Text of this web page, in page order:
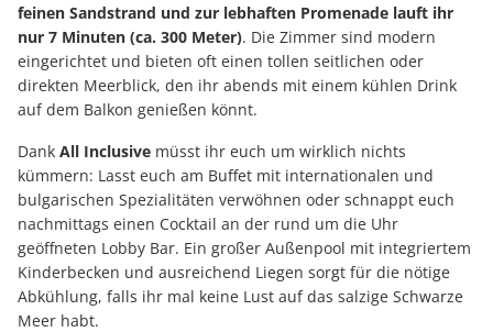
feinen Sandstrand und zur lebhaften Promenade lauft ihr
nur 7 Minuten (ca. 300 Meter). Die Zimmer sind modern
eingerichtet und bieten oft einen tollen seitlichen oder
direkten Meerblick, den ihr abends mit einem kühlen Drink
auf dem Balkon genießen könnt.
Dank All Inclusive müsst ihr euch um wirklich nichts
kümmern: Lasst euch am Buffet mit internationalen und
bulgarischen Spezialitäten verwöhnen oder schnappt euch
nachmittags einen Cocktail an der rund um die Uhr
geöffneten Lobby Bar. Ein großer Außenpool mit integriertem
Kinderbecken und ausreichend Liegen sorgt für die nötige
Abkühlung, falls ihr mal keine Lust auf das salzige Schwarze
Meer habt.